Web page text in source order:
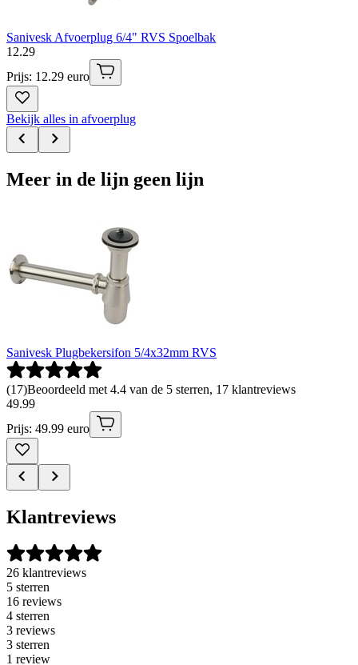
Sanivesk Afvoerplug 6/4" RVS Spoelbak
12.29
Prijs: 12.29 euro
Bekijk alles in afvoerplug
Meer in de lijn geen lijn
Sanivesk Plugbekersifon 5/4x32mm RVS
(17)Beoordeeld met 4.4 van de 5 sterren, 17 klantreviews
49.99
Prijs: 49.99 euro
Klantreviews
26 klantreviews
5 sterren
16 reviews
4 sterren
3 reviews
3 sterren
1 review